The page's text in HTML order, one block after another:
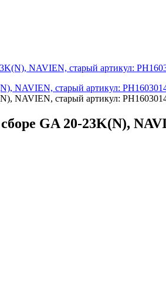
NAVIEN, старый артикул:
GA 20-23K(N),